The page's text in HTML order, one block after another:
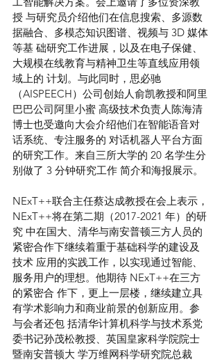
授 与研究员介绍他们在信息搜索、多源数
据融合、多模态知识图谱、视频与 3D 媒体
等基 础研究工作进展，以及在电子保健、
大规模在线教育与精神卫生等直线应用领
域上的 计划。与此同时，思必驰
（AISPEECH）公司创始人俞凯教授和阿里
巴巴公司阿里小蜜 高级技术负责人陈海清
博士也受邀向大会介绍他们在智能语音对
话系统、专注服务的 对话机器人平台方面
的研究工作。来自三所大学的 20 名学生分
别做了 3 分钟研究工作 简介和海报展示。
NExT++联合主任蔡达成教授在会上表示，
NExT++将在第二期（2017-2021 年）的研
究 中在国大、清华与南安普顿三方人员的
紧密合作下继续着重于基础科学的建设及
技术 应用的实践工作，以实现通过智能、
服务用户的理想。他期待 NExT++在三方
的紧密合 作下，更上一层楼，继续建立具
有学术影响力和商业前景的创新应用。参
与会者还包 括清华计算机科学与技术系党
委书记孙茂松教授、英国皇家科学院院士
暨南安普顿大 学万维网科学研究院总裁